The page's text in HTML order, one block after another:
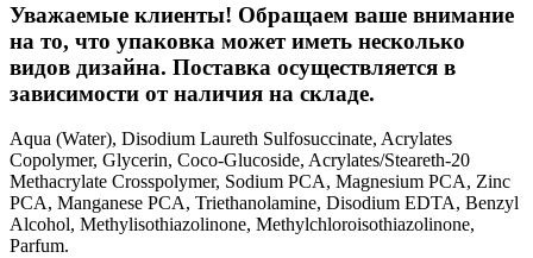
Уважаемые клиенты! Обращаем ваше внимание
на то, что упаковка может иметь несколько
видов дизайна. Поставка осуществляется в
зависимости от наличия на складе.
Aqua (Water), Disodium Laureth Sulfosuccinate, Acrylates
Copolymer, Glycerin, Coco-Glucoside, Acrylates/Steareth-20
Methacrylate Crosspolymer, Sodium PCA, Magnesium PCA, Zinc
PCA, Manganese PCA, Triethanolamine, Disodium EDTA, Benzyl
Alcohol, Methylisothiazolinone, Methylchloroisothiazolinone,
Parfum.